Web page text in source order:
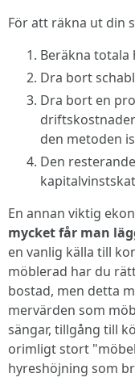
För att räkna ut din
Beräkna
Dra bort
Dra bort en
den metoden
Den
En annan viktig
mycket får man
en vanlig källa till
möblerad har du
bostad, men detta
mervärden som
sängar, tillgång till
orimligt stort
hyreshöjning som